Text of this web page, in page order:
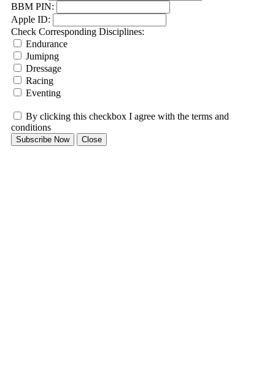
BBM PIN:
Apple ID:
Check Corresponding Disciplines:
Endurance
Jumipng
Dressage
Racing
Eventing
By clicking this checkbox I agree with the terms and
conditions
Subscribe Now Close